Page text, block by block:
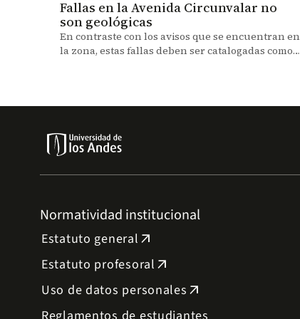
Fallas en la Avenida Circunvalar no
son geológicas
En contraste con los avisos que se encuentran en
la zona, estas fallas deben ser catalogadas como
Normatividad institucional
Estatuto general arrow_outward
Estatuto profesoral arrow_outward
Uso de datos personales arrow_outward